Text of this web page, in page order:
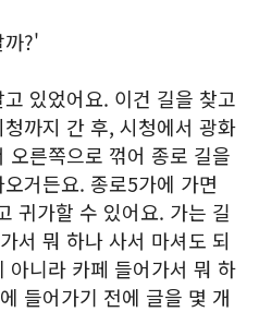
까?'
있었어요. 이건 길을 찾고
까지 간 후, 시청에서 광화
른쪽으로 꺾어 종로 길을
거든요. 종로5가에 가면
귀가할 수 있어요. 가는 길
서 뭐 하나 사서 마셔도 되
아니라 카페 들어가서 뭐 하
들어가기 전에 글을 몇 개